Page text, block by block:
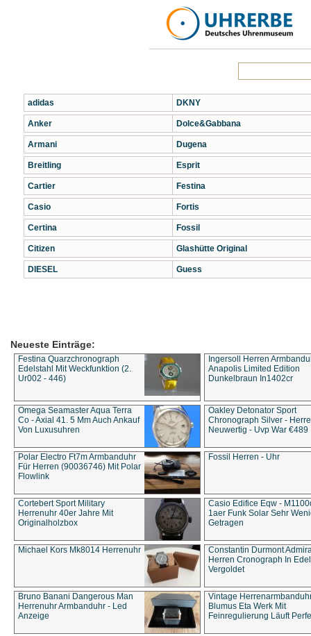
adidas
Anker
Armani
Breitling
Cartier
Casio
Certina
Citizen
DIESEL
DKNY
Dolce&Gabbana
Dugena
Esprit
Festina
Fortis
Fossil
Glashütte Original
Guess
Neueste Einträge:
Festina Quarzchronograph
Edelstahl Mit Weckfunktion (2.
Ur002 - 446)
Ingersoll Herren
Anapolis Limited Edition
Dunkelbraun In1402cr
Omega Seamaster Aqua Terra
Co - Axial 41. 5 Mm Auch Ankauf
Von Luxusuhren
Oakley Detonator Sport
Chronograph Silver -
Neuwertig - Uvp War €489
Polar Electro Ft7m Armbanduhr
Für Herren (90036746) Mit Polar
Flowlink
Fossil Herren - Uhr
Cortebert Sport Military
Herrenuhr 40er Jahre Mit
Originalholzbox
Casio Edifice Eqw -
1aer Funk Solar Sehr
Getragen
Michael Kors Mk8014 Herrenuhr
Constantin Durmont
Herren Cronograph In
Vergoldet
Bruno Banani Dangerous Man
Herrenuhr Armbanduhr - Led
Anzeige
Vintage
Blumus Eta Werk Mit
Feinregulierung Läuft